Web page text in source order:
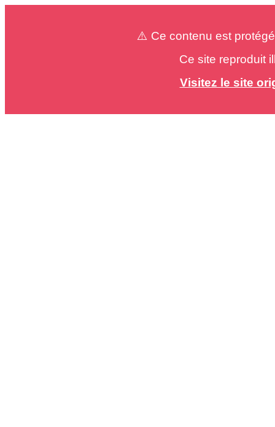
⚠️ Ce contenu est
Ce site reproduit
Visitez le site